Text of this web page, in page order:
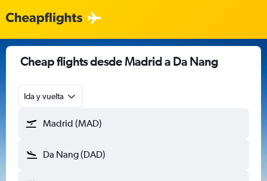
Cheap flights desde Madrid a Da Nang
Ida y vuelta
Madrid (MAD)
Da Nang (DAD)